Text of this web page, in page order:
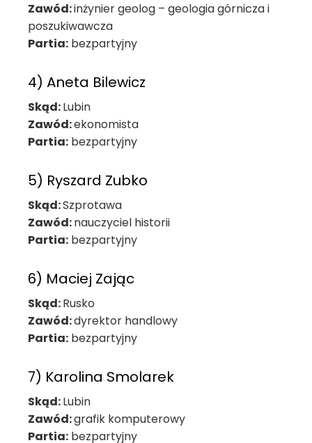
Zawód:inżynier geolog – geologia górnicza i
poszukiwawcza
Partia: bezpartyjny
4) Aneta Bilewicz
Skąd:Lubin
Zawód:ekonomista
Partia: bezpartyjny
5) Ryszard Zubko
Skąd:Szprotawa
Zawód:nauczyciel historii
Partia: bezpartyjny
6) Maciej Zając
Skąd:Rusko
Zawód:dyrektor handlowy
Partia: bezpartyjny
7) Karolina Smolarek
Skąd:Lubin
Zawód:grafik komputerowy
Partia: bezpartyjny